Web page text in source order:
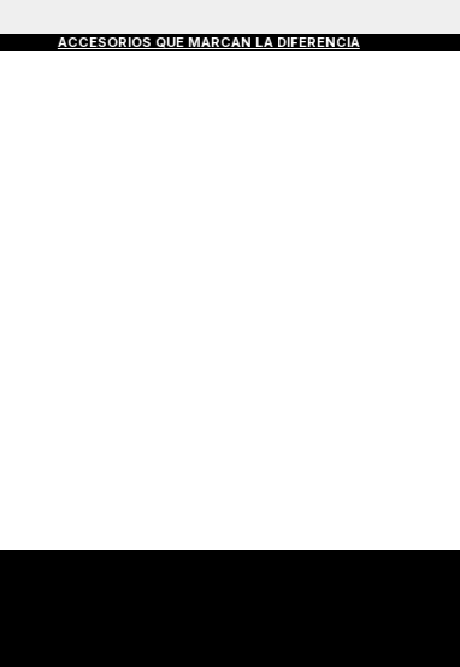
ACCESORIOS QUE MARCAN LA DIFERENCIA